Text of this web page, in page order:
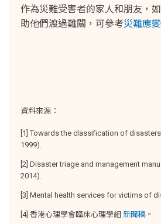
作為災難受害者的家人和朋友，
助他們渡過難關，可參考災難應
資料來源：
[1] Towards the classification of
1999).
[2] Disaster triage and management
2014).
[3] Mental health services for victims of
[4] 香港心理學會臨床心理學組 新聞稿 。